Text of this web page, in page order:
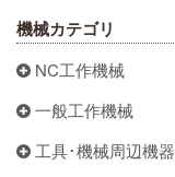
機械カテゴリ
NC工作機械
一般工作機械
工具･機械周辺機器